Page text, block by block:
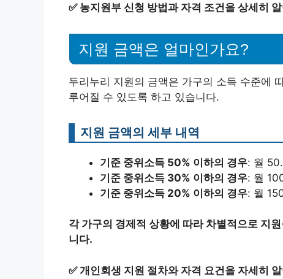
✅ 농지원부 신청 방법과 자격 조건을 상세히
지원 금액은 얼마인가요?
두리누리 지원의 금액은 가구의 소득 수준에
루어질 수 있도록 하고 있습니다.
지원 금액의 세부 내역
기준 중위소득 50% 이하의 경우: 월
기준 중위소득 30% 이하의 경우: 월
기준 중위소득 20% 이하의 경우: 월
각 가구의 경제적 상황에 따라 차별적으로 지
니다.
✅개인회생 지원 절차와 자격 요건을 자세히